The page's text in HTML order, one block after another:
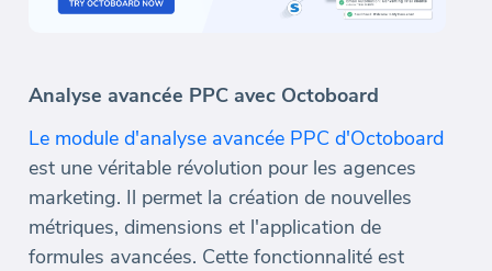
Analyse avancée PPC avec Octoboard
Le module d'analyse avancée PPC d'Octoboard
est une véritable révolution pour les agences
marketing. Il permet la création de nouvelles
métriques, dimensions et l'application de
formules avancées. Cette fonctionnalité est